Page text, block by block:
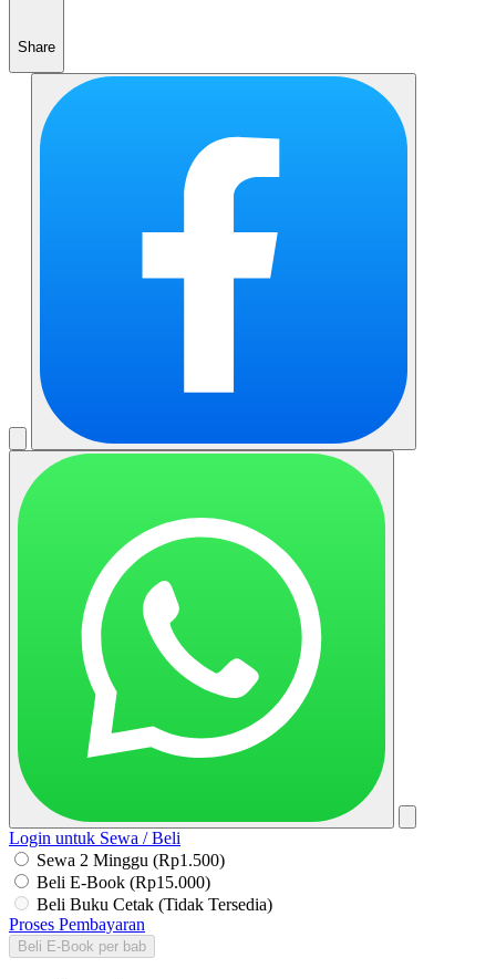
Share
Login untuk Sewa / Beli
Sewa 2 Minggu (Rp1.500)
Beli E-Book (Rp15.000)
Beli Buku Cetak (Tidak Tersedia)
Proses Pembayaran
Beli E-Book per bab